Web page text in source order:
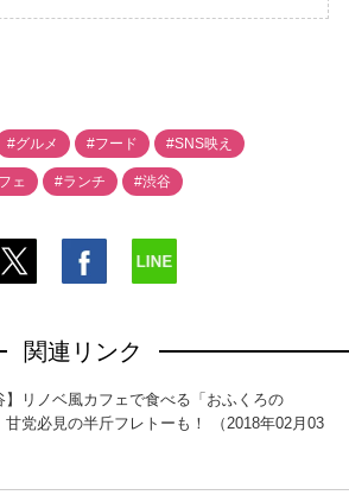
#グルメ #フード #SNS映え
ェ #ランチ #渋谷
関連リンク
】リノベ風カフェで食べる「おふくろの
党必見の半斤フレトーも！ （2018年02月03